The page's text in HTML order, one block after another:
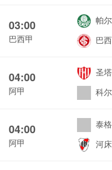
03:00
巴西甲
帕
巴
04:00
阿甲
圣
科
04:00
阿甲
泰
河床